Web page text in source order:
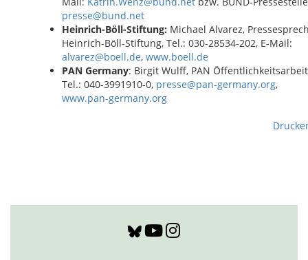
presse@bund.net
Heinrich-Böll-Stiftung: Michael Alvarez,
Heinrich-Böll-Stiftung, Tel.: 030-28534-202, E-Mail:
alvarez@boell.de, www.boell.de
PAN Germany: Birgit Wulff, PAN
Tel.: 040-3991910-0, presse@pan-germany.org,
www.pan-germany.org